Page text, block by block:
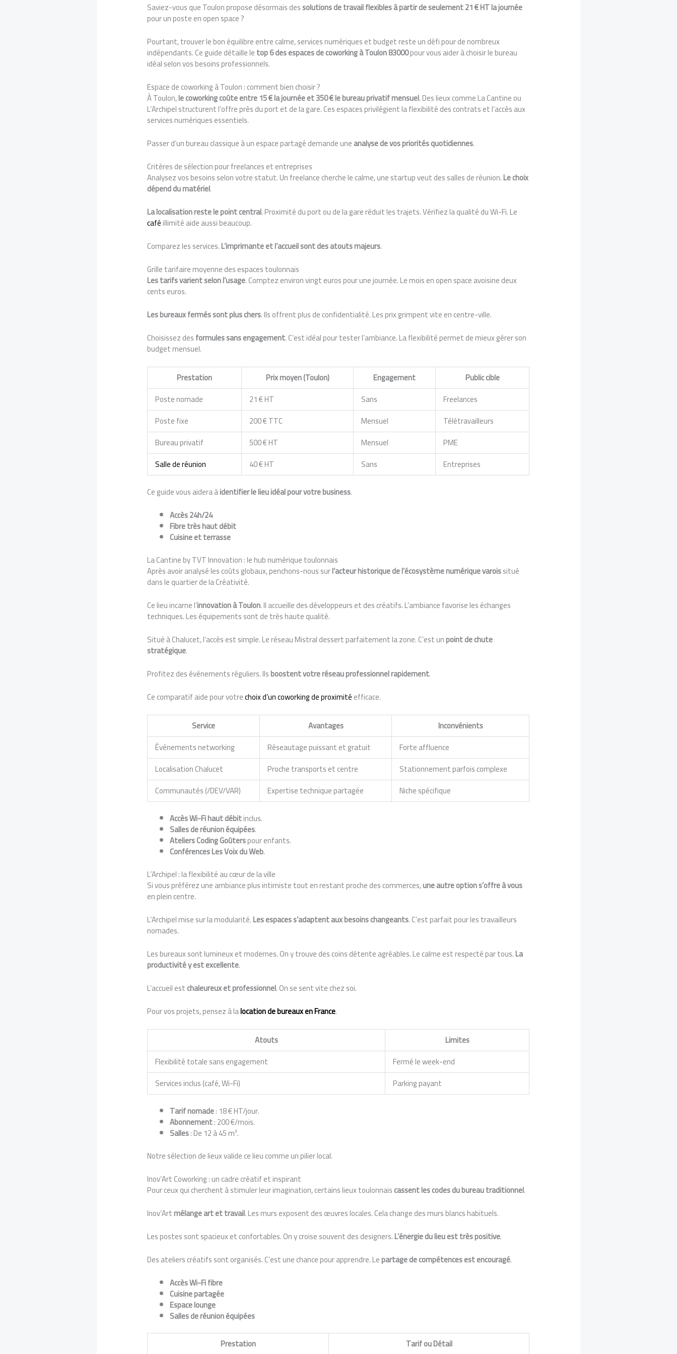
Saviez-vous que Toulon propose désormais dessolutions de travail flexibles à partir de seulement 21 € HT la journée
pour un poste en open space ?
Pourtant, trouver le bon équilibre entre calme, services numériques et budget reste un défi pour de nombreux
indépendants. Ce guide détaille letop 6 des espaces de coworking à Toulon 83000pour vous aider à choisir le bureau
idéal selon vos besoins professionnels.
Espace de coworking à Toulon : comment bien choisir ?
À Toulon,le coworking coûte entre 15 € la journée et 350 € le bureau privatif mensuel. Des lieux comme La Cantine ou
L’Archipel structurent l’offre près du port et de la gare. Ces espaces privilégient la flexibilité des contrats et l’accès aux
services numériques essentiels.
Passer d’un bureau classique à un espace partagé demande uneanalyse de vos priorités quotidiennes.
Critères de sélection pour freelances et entreprises
Analysez vos besoins selon votre statut. Un freelance cherche le calme, une startup veut des salles de réunion.Le choix
dépend du matériel.
La localisation reste le point central. Proximité du port ou de la gare réduit les trajets. Vérifiez la qualité du Wi-Fi. Le
caféillimité aide aussi beaucoup.
Comparez les services.L’imprimante et l’accueil sont des atouts majeurs.
Grille tarifaire moyenne des espaces toulonnais
Les tarifs varient selon l’usage. Comptez environ vingt euros pour une journée. Le mois en open space avoisine deux
cents euros.
Les bureaux fermés sont plus chers. Ils offrent plus de confidentialité. Les prix grimpent vite en centre-ville.
Choisissez desformules sans engagement. C’est idéal pour tester l’ambiance. La flexibilité permet de mieux gérer son
budget mensuel.
Prestation
Prix moyen (Toulon) Engagement
Public cible
Poste nomade
21 € HT Sans
Freelances
Poste fixe
200 € TTC Mensuel
Télétravailleurs
Bureau privatif
500 € HT Mensuel
PME
Salle de réunion
40 € HT Sans
Entreprises
Ce guide vous aidera àidentifier le lieu idéal pour votre business.
Accès 24h/24
Fibre très haut débit
Cuisine et terrasse
La Cantine by TVT Innovation : le hub numérique toulonnais
Après avoir analysé les coûts globaux, penchons-nous surl’acteur historique de l’écosystème numérique varoissitué
dans le quartier de la Créativité.
Ce lieu incarne l’innovation à Toulon. Il accueille des développeurs et des créatifs. L’ambiance favorise les échanges
techniques. Les équipements sont de très haute qualité.
Situé à Chalucet, l’accès est simple. Le réseau Mistral dessert parfaitement la zone. C’est unpoint de chute
stratégique.
Profitez des événements réguliers. Ilsboostent votre réseau professionnel rapidement.
Ce comparatif aide pour votrechoix d’un coworking de proximitéefficace.
Service
Avantages
Inconvénients
Événements networking
Réseautage puissant et gratuit
Forte affluence
Localisation Chalucet
Proche transports et centre
Stationnement parfois complexe
Communautés (/DEV/VAR)
Expertise technique partagée
Niche spécifique
Accès Wi-Fi haut débitinclus.
Salles de réunion équipées.
Ateliers Coding Goûterspour enfants.
Conférences Les Voix du Web.
L’Archipel : la flexibilité au cœur de la ville
Si vous préférez une ambiance plus intimiste tout en restant proche des commerces,une autre option s’offre à vous
en plein centre.
L’Archipel mise sur la modularité.Les espaces s’adaptent aux besoins changeants. C’est parfait pour les travailleurs
nomades.
Les bureaux sont lumineux et modernes. On y trouve des coins détente agréables. Le calme est respecté par tous.La
productivité y est excellente.
L’accueil estchaleureux et professionnel. On se sent vite chez soi.
Pour vos projets, pensez à lalocation de bureaux en France.
Atouts
Limites
Flexibilité totale sans engagement
Fermé le week-end
Services inclus (café, Wi-Fi)
Parking payant
Tarif nomade: 18 € HT/jour.
Abonnement: 200 €/mois.
Salles: De 12 à 45 m².
Notre sélection de lieux valide ce lieu comme un pilier local.
Inov’Art Coworking : un cadre créatif et inspirant
Pour ceux qui cherchent à stimuler leur imagination, certains lieux toulonnaiscassent les codes du bureau traditionnel.
Inov’Artmélange art et travail. Les murs exposent des œuvres locales. Cela change des murs blancs habituels.
Les postes sont spacieux et confortables. On y croise souvent des designers.L’énergie du lieu est très positive.
Des ateliers créatifs sont organisés. C’est une chance pour apprendre. Lepartage de compétences est encouragé.
Accès Wi-Fi fibre
Cuisine partagée
Espace lounge
Salles de réunion équipées
Prestation
Tarif ou Détail